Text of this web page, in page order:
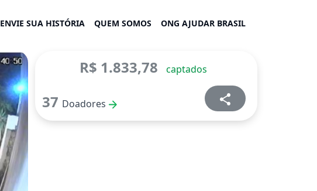
ENVIE SUA HISTÓRIA QUEM SOMOS ONG AJUDAR BRASIL
R$ 1.833,78 captados
37 Doadores